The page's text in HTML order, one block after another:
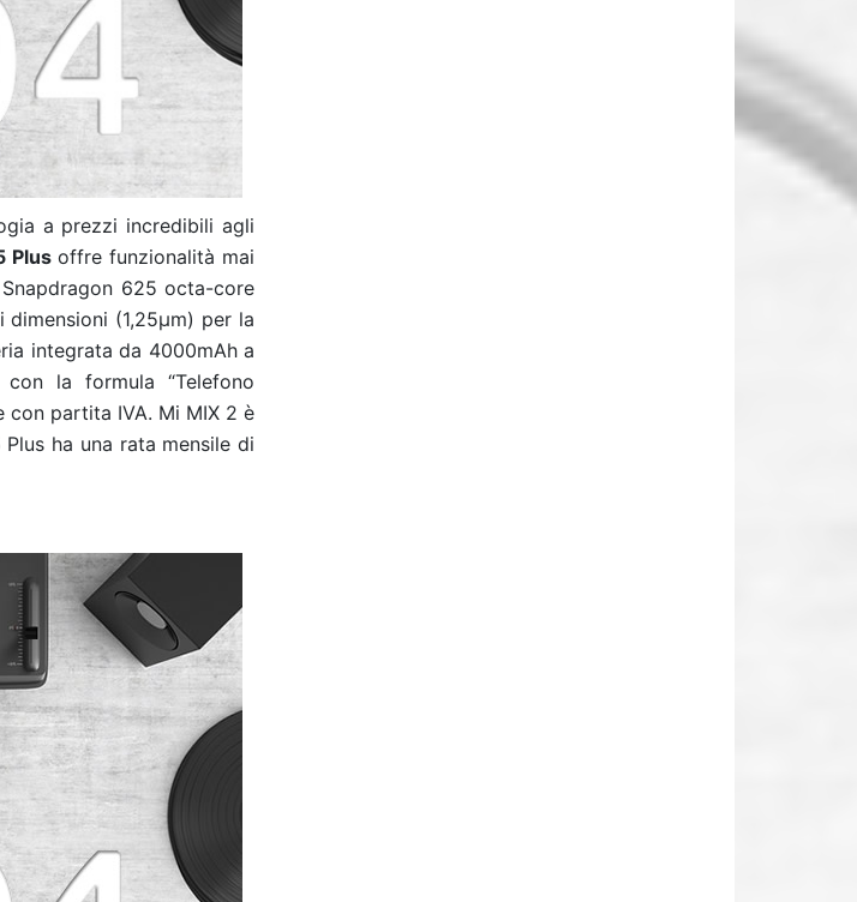
a prezzi incredibili agli
Plus offre funzionalità mai
625 octa-core
(1,25μm) per la
integrata da 4000mAh a
la formula “Telefono
con partita IVA. Mi MIX 2 è
ha una rata mensile di